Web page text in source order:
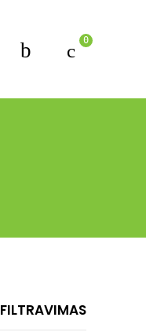
0
FILTRAVIMAS